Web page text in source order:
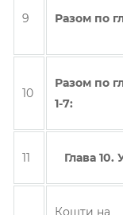
9 Разом по
10
Разом по
1-7:
11 Глава 10.
Кошти на